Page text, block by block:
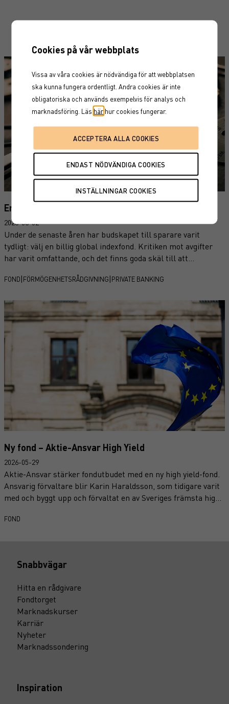
En globla indexfond är inte lösningen för alla
2026-06-02
Under de senaste åren har budskapet till sparare varit
tydligt: välj en billig global indexfond. Kritiken mot avgifter
har varit omfattande, och det finns goda skäl till att
över tid. Samtidigt riskerar debatten att bli förenklad.
behov, och det kan i många fall vara motiverat att betala för
förvaltning och kvalificerad rådgivning.
FOND|FÖRMÖGENHETSRÅDGIVNING|PRIVATE BANKING
Ny fond – Aktie-Ansvar High Yield
2026-05-29
Aktie-Ansvar stärker fondutbudet med en ny high yield-fond.
Ansvarig förvaltare blir Karin Haraldsson, som tidigare varit
med och byggt upp och förvaltat en av Sveriges främsta high
FOND
Snabbvägar
Hitta en rådgivare
Fondtorget
Marknadskurser
Karriär
Nyheter
Marknadssondering
Inspiration
Cookies på vår webbplats
Vissa av våra cookies är nödvändiga för att webbplatsen
ska kunna fungera ordentligt. Andra cookies är inte
obligatoriska och används exempelvis för analys och
marknadsföring. Läs här hur cookies fungerar.